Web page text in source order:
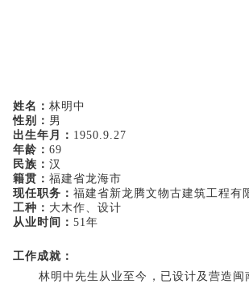
姓名： 林明中
性别： 男
出生年月： 1950.9.27
年龄： 69
民族： 汉
籍贯： 福建省龙海市
现任职务： 福建省新龙腾文物古建筑工程有
工种： 大木作、设计
从业时间： 51年
工作成就：
林明中先生从业至今，已设计及营造